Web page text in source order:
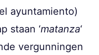
ayuntamiento)
staan ‘matanza‘
vergunningen